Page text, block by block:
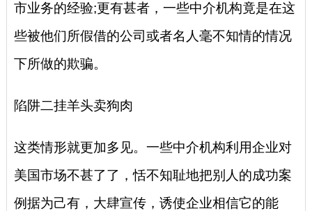
市业务的经验;更有甚者，一些中介机构竟是在这
些被他们所假借的公司或者名人毫不知情的情况
下所做的欺骗。
陷阱二挂羊头卖狗肉
这类情形就更加多见。一些中介机构利用企业对
美国市场不甚了了，恬不知耻地把别人的成功案
例据为己有，大肆宣传，诱使企业相信它的能